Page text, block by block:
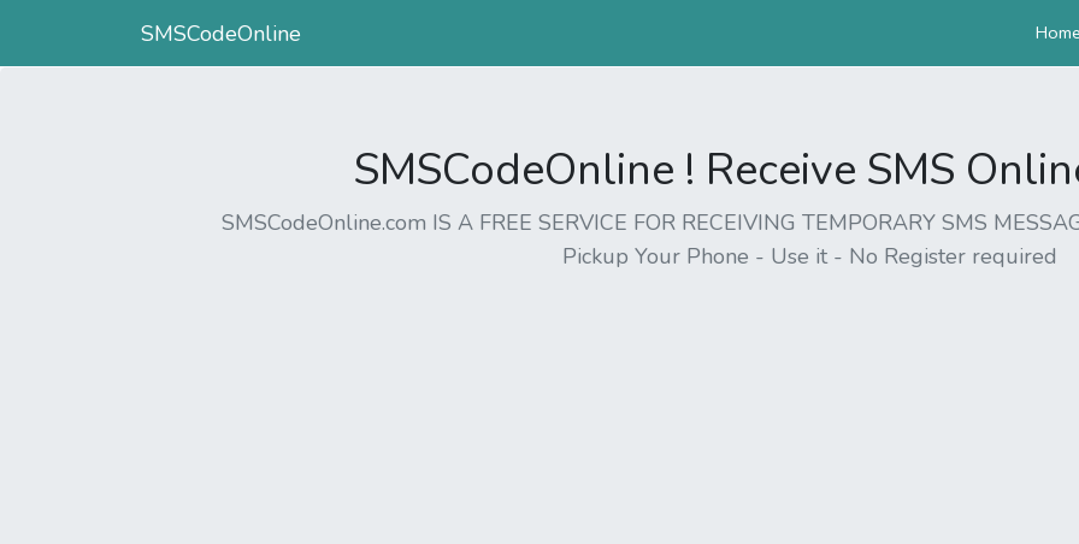
SMSCodeOnline Home
SMSCodeOnline ! Receive SMS
SMSCodeOnline.com IS A FREE SERVICE FOR RECEIVING TEMPORARY SMS
Pickup Your Phone - Use it - No Register required